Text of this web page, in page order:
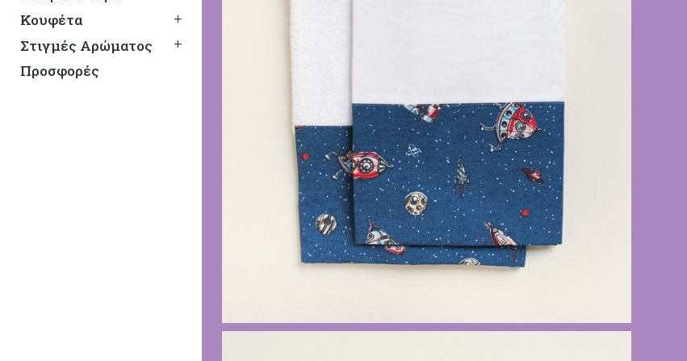
Κουφέτα
Στιγμές Αρώματος
Προσφορές